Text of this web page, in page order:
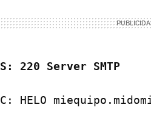
S: 220 Server SMTP
C: HELO